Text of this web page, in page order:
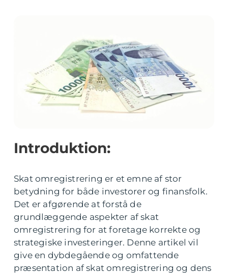
Introduktion:
Skat omregistrering er et emne af stor
betydning for både investorer og finansfolk.
Det er afgørende at forstå de
grundlæggende aspekter af skat
omregistrering for at foretage korrekte og
strategiske investeringer. Denne artikel vil
give en dybdegående og omfattende
præsentation af skat omregistrering og dens